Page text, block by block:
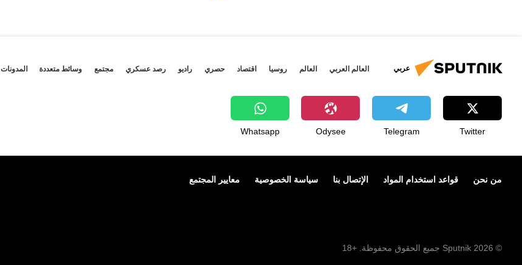
عربي العالم العربي العالم روسيا اقتصاد حصري راديو رصد عسكري مجتمع وسائط متعددة المدونات
Twitter
Telegram
Odysee
Whatsapp
من نحن قواعد استخدام المواد الإتصال بنا سياسة الخصوصية معايير المجتمع
© 2026 Sputnik جميع الحقوق محفوظة. +18